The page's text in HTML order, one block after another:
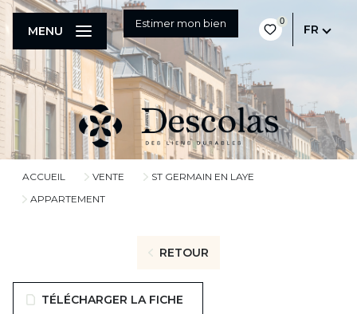
Estimer mon bien 0
FR
MENU
ACCUEIL VENTE
ST GERMAIN EN LAYE
APPARTEMENT
RETOUR
TÉLÉCHARGER LA FICHE